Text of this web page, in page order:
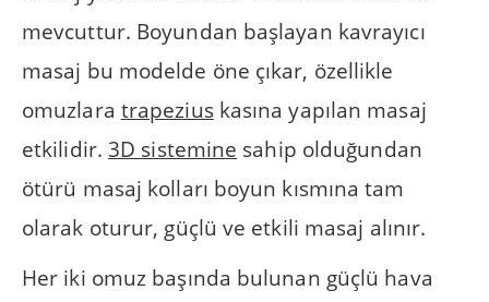
mevcuttur. Boyundan başlayan kavrayıcı
masaj bu modelde öne çıkar, özellikle
omuzlara trapeziuskasına yapılan masaj
etkilidir.3D sistemine sahip olduğundan
ötürü masaj kolları boyun kısmına tam
olarak oturur, güçlü ve etkili masaj alınır.
Her iki omuz başında bulunan güçlü hava